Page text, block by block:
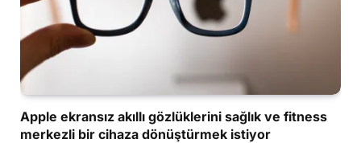
Apple ekransız akıllı gözlüklerini sağlık ve fitness
merkezli bir cihaza dönüştürmek istiyor